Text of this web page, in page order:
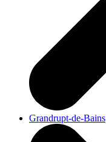
Grandrupt-de-Bains